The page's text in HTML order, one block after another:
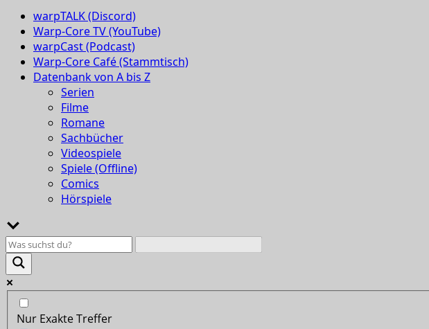
warpTALK (Discord)
Warp-Core TV (YouTube)
warpCast (Podcast)
Warp-Core Café (Stammtisch)
Datenbank von A bis Z
Serien
Filme
Romane
Sachbücher
Videospiele
Spiele (Offline)
Comics
Hörspiele
Nur Exakte Treffer